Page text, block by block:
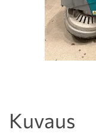
Kuvaus